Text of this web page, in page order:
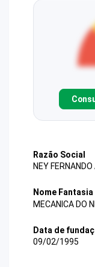
Razão Social
NEY
Nome Fantasia
MECANICA DO
Data de
09/02/1995